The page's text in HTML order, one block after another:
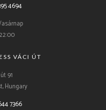
4694
VÁCI ÚT
91
Hungary
7366